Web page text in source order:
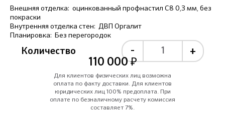
Внешняя отделка: оцинкованный профнастил С8 0,3 мм, без
покраски
Внутренняя отделка стен: ДВП Оргалит
Планировка:
Без перегородок
110 000 ₽
Для клиентов физических лиц возможна
оплата по факту доставки. Для клиентов
юридических лиц 100% предоплата. При
оплате по безналичному расчету комиссия
составляет 7%.
- +
Количество